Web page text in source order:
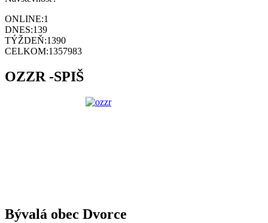
ONLINE:1
DNES:139
TÝŽDEŇ:1390
CELKOM:1357983
OZZR -SPIŠ
Bývalá obec Dvorce